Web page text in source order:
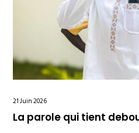
21 Juin 2026
La parole qui tient